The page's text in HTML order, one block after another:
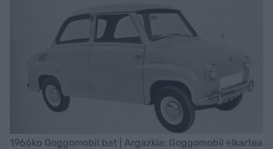
1966ko Goggomobil bat | Argazkia: Goggomobil elkartea